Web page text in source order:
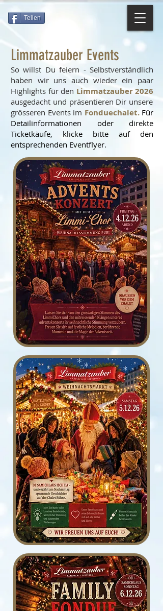
Teilen
Limmatzauber Events
So willst Du feiern - Selbstverständlich
haben wir uns auch wieder ein paar
Highlights für den Limmatzauber 2026
ausgedacht und präsentieren Dir unsere
grösseren Events im Fonduechalet. Für
Detailinformationen oder direkte
Ticketkäufe, klicke bitte auf den
entsprechenden Eventflyer.